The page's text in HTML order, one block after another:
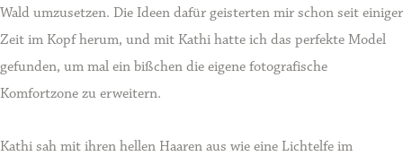
Wald umzusetzen. Die Ideen dafür geisterten mir schon seit einiger
Zeit im Kopf herum, und mit Kathi hatte ich das perfekte Model
gefunden, um mal ein bißchen die eigene fotografische
Komfortzone zu erweitern.
Kathi sah mit ihren hellen Haaren aus wie eine Lichtelfe im